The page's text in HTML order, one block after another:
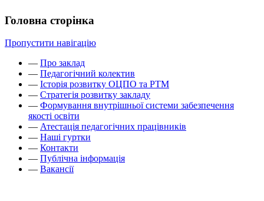
Головна сторінка
Пропустити навігацію
— Про заклад
— Педагогічний колектив
— Історія розвитку ОЦПО та РТМ
— Стратегія розвитку закладу
— Формування внутрішньої системи забезпечення
якості освіти
— Атестація педагогічних працівників
— Наші гуртки
— Контакти
— Публічна інформація
— Вакансії